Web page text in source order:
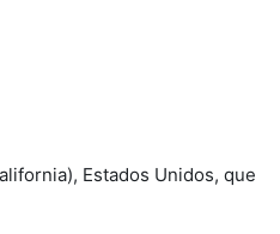
Estados Unidos, que